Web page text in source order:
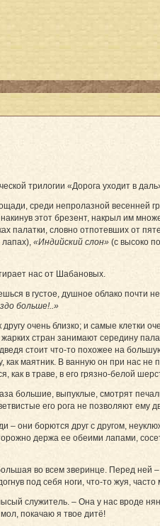
трилогии «Дорога уходит в
среди непролазной весенней
этот брезент, накрыл им
палатки, словно отпотевших от
«Индийский слон» (с высоко
нас от Шабановых.
в густое, душное облако
больше!..»
другу очень близко; и самые
стран занимают середину
стоит что-то похожее на
как маятник. В ванную он при нас
как в траве, в его грязно-белой
большие, выпуклые, смотрят
его рога не позволяют
они борются друг с другом,
держа ее обеими лапами,
во всем зверинце. Перед ней
под себя ноги, что-то жуя,
служитель. – Она у нас вроде
покачаю я твое дитё!